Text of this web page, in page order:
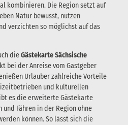
kombinieren. Die Region setzt auf
Natur bewusst, nutzen
verzichten so möglichst auf das
dieGästekarte Sächsische
bei der Anreise vom Gastgeber
Urlauber zahlreiche Vorteile
und kulturellen
es die erweiterte Gästekarte
Fähren in der Region ohne
können. So lässt sich die